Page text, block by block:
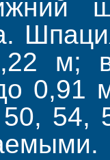
м;
0,91
54,